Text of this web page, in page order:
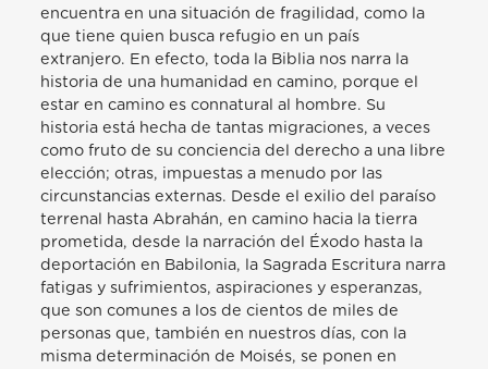
encuentra en una situación de fragilidad, como la
que tiene quien busca refugio en un país
extranjero. En efecto, toda la Biblia nos narra la
historia de una humanidad en camino, porque el
estar en camino es connatural al hombre. Su
historia está hecha de tantas migraciones, a veces
como fruto de su conciencia del derecho a una libre
elección; otras, impuestas a menudo por las
circunstancias externas. Desde el exilio del paraíso
terrenal hasta Abrahán, en camino hacia la tierra
prometida, desde la narración del Éxodo hasta la
deportación en Babilonia, la Sagrada Escritura narra
fatigas y sufrimientos, aspiraciones y esperanzas,
que son comunes a los de cientos de miles de
personas que, también en nuestros días, con la
misma determinación de Moisés, se ponen en